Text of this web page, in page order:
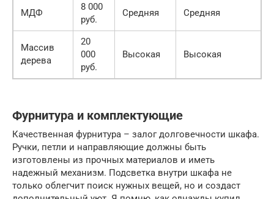
МДФ
8 000
руб.
Средняя Средняя
Массив
дерева
20
000
руб.
Высокая Высокая
Фурнитура и комплектующие
Качественная фурнитура – залог долговечности шкафа.
Ручки, петли и направляющие должны быть
изготовлены из прочных материалов и иметь
надежный механизм. Подсветка внутри шкафа не
только облегчит поиск нужных вещей, но и создаст